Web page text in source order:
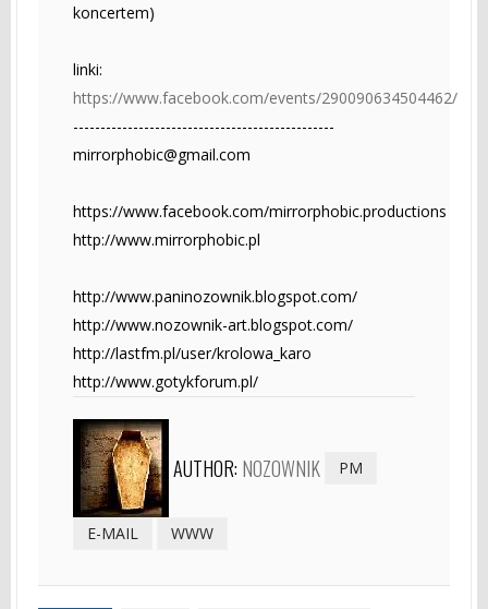
koncertem)
linki:
https://www.facebook.com/events/290090634504462/
------------------------------------------------
mirrorphobic@gmail.com
https://www.facebook.com/mirrorphobic.productions
http://www.mirrorphobic.pl
http://www.paninozownik.blogspot.com/
http://www.nozownik-art.blogspot.com/
http://lastfm.pl/user/krolowa_karo
http://www.gotykforum.pl/
AUTHOR: NOZOWNIK PM
E-MAIL WWW